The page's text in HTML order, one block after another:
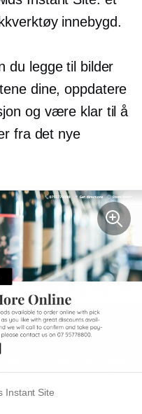
innebygd.
du legge til bilder
dine, oppdatere
og være klar til å
fra det nye
Instant Site